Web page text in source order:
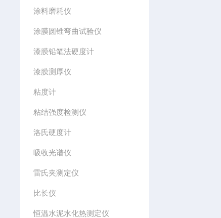
涂料磨耗仪
涂膜圆锥弯曲试验仪
漆膜铅笔法硬度计
漆膜测厚仪
粘度计
粘结强度检测仪
洛氏硬度计
吸收光谱仪
雷氏夹测定仪
比长仪
恒温水泥水化热测定仪